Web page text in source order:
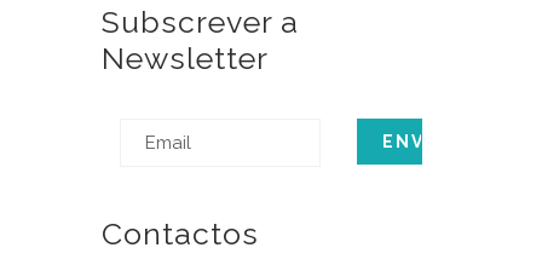
Subscrever a
Newsletter
Contactos